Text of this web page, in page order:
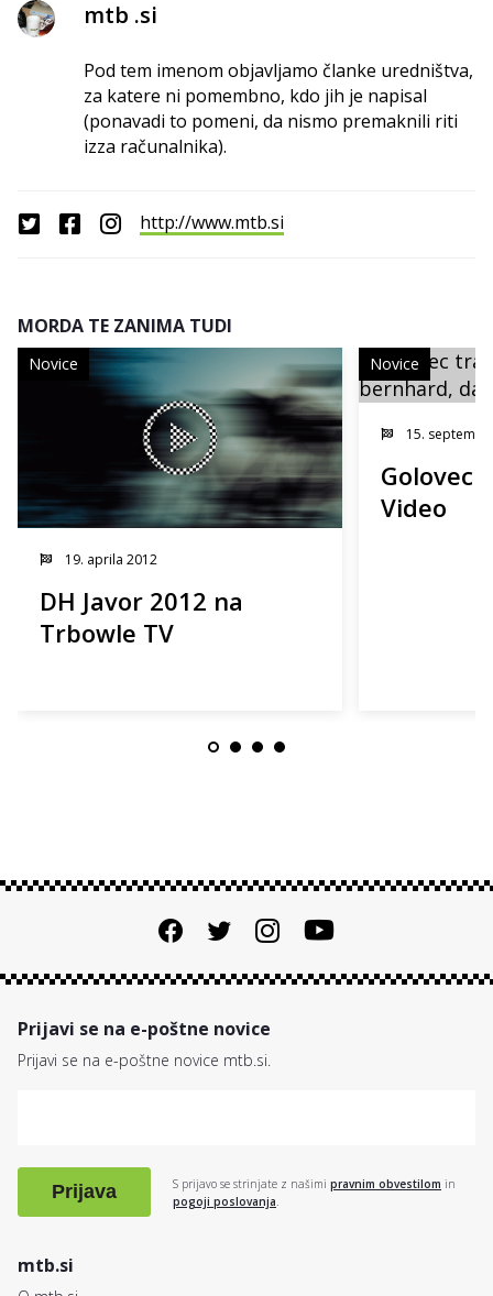
mtb .si
Pod tem imenom objavljamo članke uredništva,
za katere ni pomembno, kdo jih je napisal
(ponavadi to pomeni, da nismo premaknili riti
izza računalnika).
http://www.mtb.si
MORDA TE ZANIMA TUDI
19. aprila 2012
DH Javor 2012 na
Trbowle TV
Novice
15.
Golovec
Video
Novice
mtb.si
Prijavi se na e-poštne novice
Prijavi se na e-poštne novice mtb.si.
Prijava S prijavo se strinjate z našimi pravnim obvestilom in
pogoji poslovanja